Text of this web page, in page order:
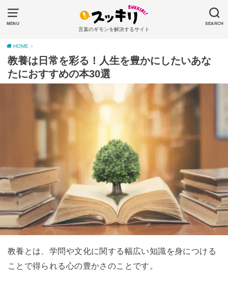
MENU SEARCH
言葉のギモンを解決するサイト
HOME
教養は日常を彩る！人生を豊かにしたいあな
たにおすすめの本30選
教養とは、学問や文化に関する幅広い知識を身につける
ことで得られる心の豊かさのことです。